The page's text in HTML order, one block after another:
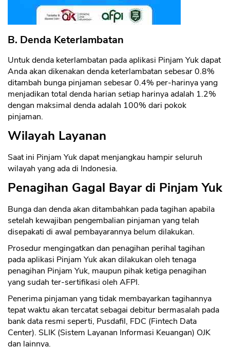
B. Denda Keterlambatan
Untuk denda keterlambatan pada aplikasi Pinjam Yuk dapat
Anda akan dikenakan denda keterlambatan sebesar 0.8%
ditambah bunga pinjaman sebesar 0.4% per-harinya yang
menjadikan total denda harian setiap harinya adalah 1.2%
dengan maksimal denda adalah 100% dari pokok
pinjaman.
Wilayah Layanan
Saat ini Pinjam Yuk dapat menjangkau hampir seluruh
wilayah yang ada di Indonesia.
Penagihan Gagal Bayar di Pinjam Yuk
Bunga dan denda akan ditambahkan pada tagihan apabila
setelah kewajiban pengembalian pinjaman yang telah
disepakati di awal pembayarannya belum dilakukan.
Prosedur mengingatkan dan penagihan perihal tagihan
pada aplikasi Pinjam Yuk akan dilakukan oleh tenaga
penagihan Pinjam Yuk, maupun pihak ketiga penagihan
yang sudah ter-sertifikasi oleh AFPI.
Penerima pinjaman yang tidak membayarkan tagihannya
tepat waktu akan tercatat sebagai debitur bermasalah pada
bank data resmi seperti, Pusdafil, FDC (Fintech Data
Center). SLIK (Sistem Layanan Informasi Keuangan) OJK
dan lainnya.